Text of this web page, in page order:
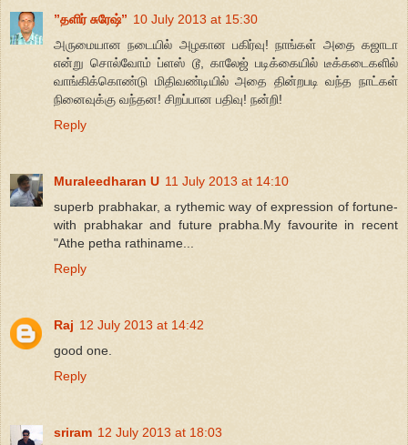
”தளிர் சுரேஷ்” 10 July 2013 at 15:30
அருமையான நடையில் அழகான பகிர்வு! நாங்கள் அதை கஜாடா
என்று சொல்வோம் ப்ளஸ் டூ, காலேஜ் படிக்கையில் டீக்கடைகளில்
வாங்கிக்கொண்டு மிதிவண்டியில் அதை தின்றபடி வந்த நாட்கள்
நினைவுக்கு வந்தன! சிறப்பான பதிவு! நன்றி!
Reply
Muraleedharan U 11 July 2013 at 14:10
superb prabhakar, a rythemic way of expression of fortune-
with prabhakar and future prabha.My favourite in recent
"Athe petha rathiname...
Reply
Raj 12 July 2013 at 14:42
good one.
Reply
sriram 12 July 2013 at 18:03